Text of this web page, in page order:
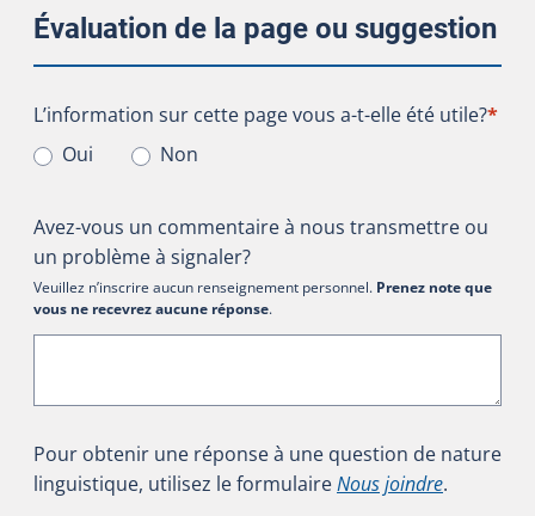
Évaluation de la page ou suggestion
L’information sur cette page vous a-t-elle été utile?
L’information sur cette page vous a-t-elle été utile?*
Oui
Non
Avez-vous un commentaire à nous transmettre ou
un problème à signaler?
Veuillez n’inscrire aucun renseignement personnel. Prenez note que
vous ne recevrez aucune réponse.
Pour obtenir une réponse à une question de nature
linguistique, utilisez le formulaireNous joindre.